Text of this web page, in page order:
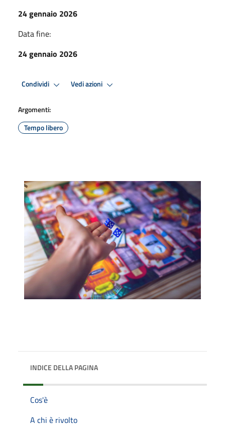
24 gennaio 2026
Data fine:
24 gennaio 2026
Condividi Vedi azioni
Argomenti:
Tempo libero
INDICE DELLA PAGINA
Cos'è
A chi è rivolto